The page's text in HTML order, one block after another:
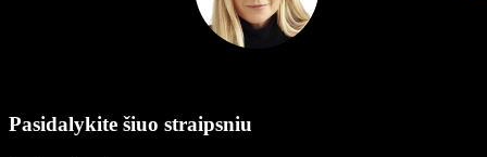
Pasidalykite šiuo straipsniu